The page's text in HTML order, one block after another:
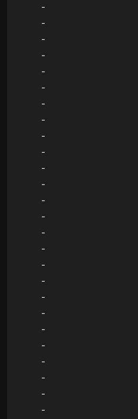
-
-
-
-
-
-
-
-
-
-
-
-
-
-
-
-
-
-
-
-
-
-
-
-
-
-